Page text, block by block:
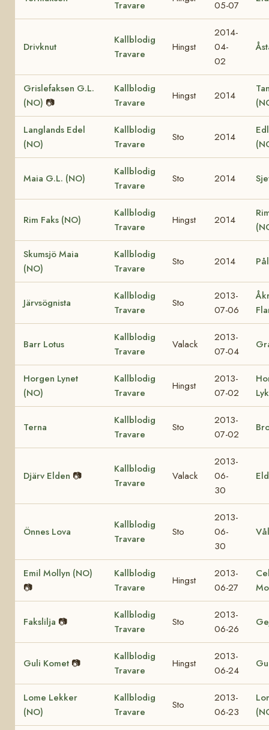
Travare 05-07
Drivknut
Kallblodig
Travare
Hingst
2014-
04-
02
Grislefaksen G.L.
(NO) 📷
Kallblodig
Travare
Hingst 2014
Langlands Edel
(NO)
Kallblodig
Travare
Sto 2014
Maia G.L. (NO)
Kallblodig
Travare
Sto 2014
Rim Faks (NO)
Kallblodig
Travare
Hingst 2014
Skumsjö Maia
(NO)
Kallblodig
Travare
Sto 2014
Järvsögnista
Kallblodig
Travare
Sto
2013-
07-06
Barr Lotus
Kallblodig
Travare
Valack
2013-
07-04
Horgen Lynet
(NO)
Kallblodig
Travare
Hingst
2013-
07-02
Terna
Kallblodig
Travare
Sto
2013-
07-02
Djärv Elden 📷
Kallblodig
Travare
Valack
2013-
06-
30
Önnes Lova
Kallblodig
Travare
Sto
2013-
06-
30
Emil Mollyn (NO)
📷
Kallblodig
Travare
Hingst
2013-
06-27
Fakslilja 📷
Kallblodig
Travare
Sto
2013-
06-26
Guli Komet 📷
Kallblodig
Travare
Hingst
2013-
06-24
Lome Lekker
(NO)
Kallblodig
Travare
Sto
2013-
06-23